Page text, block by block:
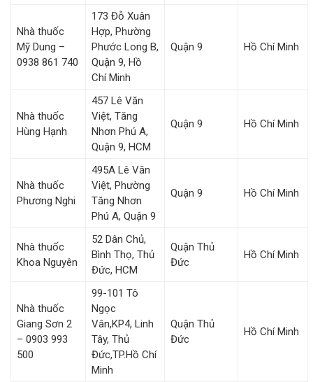
Nhà thuốc
Mỹ Dung –
0938 861 740
173 Đỗ Xuân
Hợp, Phường
Phước Long B,
Quận 9, Hồ
Chí Minh
Quận 9 Hồ Chí Minh
Nhà thuốc
Hùng Hạnh
457 Lê Văn
Việt, Tăng
Nhơn Phú A,
Quận 9, HCM
Quận 9 Hồ Chí Minh
Nhà thuốc
Phương Nghi
495A Lê Văn
Việt, Phường
Tăng Nhơn
Phú A, Quận 9
Quận 9 Hồ Chí Minh
Nhà thuốc
Khoa Nguyên
52 Dân Chủ,
Bình Thọ, Thủ
Đức, HCM
Quận Thủ
Đức
Hồ Chí Minh
Nhà thuốc
Giang Sơn 2
– 0903 993
500
99-101 Tô
Ngọc
Vân,KP4, Linh
Tây, Thủ
Đức,TP.Hồ Chí
Minh
Quận Thủ
Đức
Hồ Chí Minh